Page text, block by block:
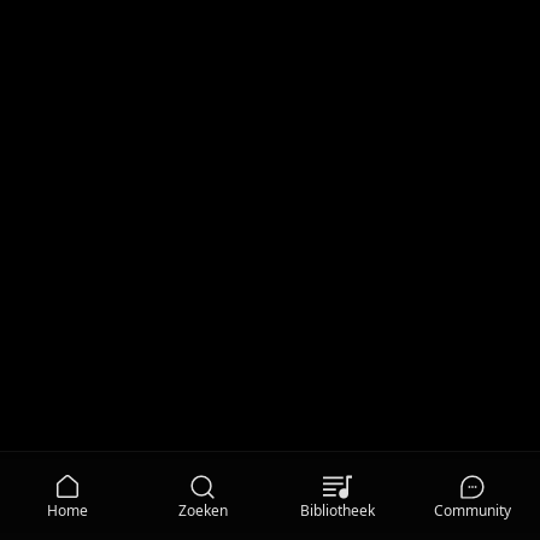
Home Zoeken Bibliotheek Community